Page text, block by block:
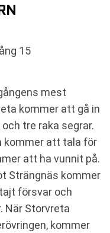
15
mest
kommer att gå in
tre raka segrar.
kommer att tala för
att ha vunnit på.
Strängnäs kommer
försvar och
När Storvreta
kommer